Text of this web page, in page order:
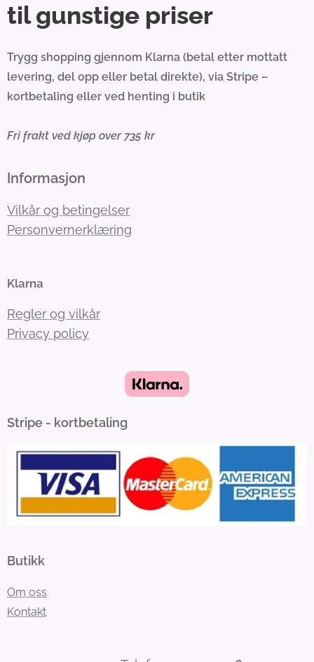
til gunstige priser
Trygg shopping gjennom Klarna (betal etter mottatt
levering, del opp eller betal direkte), via Stripe –
kortbetaling eller ved henting i butik
Fri frakt ved kjøp over 735 kr
Informasjon
Vilkår og betingelser
Personvernerklæring
Klarna
Regler og vilkår
Privacy policy
Stripe - kortbetaling
Butikk
Om oss
Kontakt